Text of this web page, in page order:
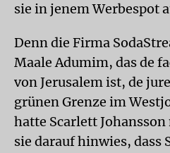
sie in jenem Werbespot
Denn die Firma
Maale Adumim, das de
von Jerusalem ist, de
grünen Grenze im
hatte Scarlett
sie darauf hinwies, dass